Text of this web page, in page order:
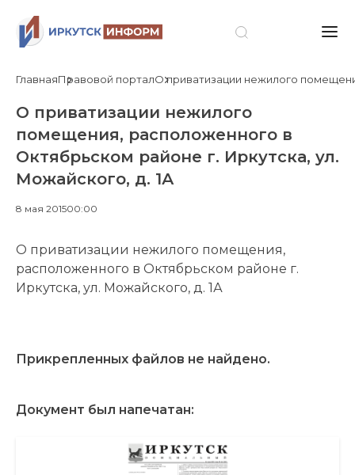
ГлавнаяПравовой порталО приватизации нежилого
О приватизации нежилого
помещения, расположенного в
Октябрьском районе г. Иркутска, ул.
Можайского, д. 1А
8 мая 201500:00
О приватизации нежилого помещения,
расположенного в Октябрьском районе г.
Иркутска, ул. Можайского, д. 1А
Прикрепленных файлов не найдено.
Документ был напечатан: